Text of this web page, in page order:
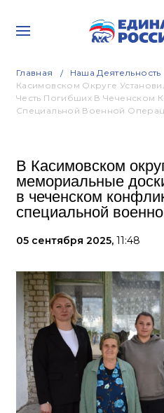
Главная Наша Деятельность
Касимовском Округе
Честь Погибших В Чеченском
Специальной Военной
В Касимовском
мемориальные
в чеченском
специальной
05 сентября 2025, 11:48